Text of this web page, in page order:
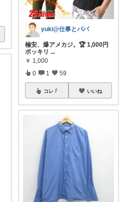
yuki@仕事とパパ
極安、爆アメカジ。🏆 1,000円
ポッキリ ...
￥ 1,000
0 1 59
コレ いいね